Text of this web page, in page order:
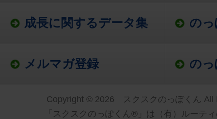
成長に関するデータ集 の
メルマガ登録 の
Copyright © 2026 スクスクのっぽくん All
「スクスクのっぽくん®」は（有）ルーテ